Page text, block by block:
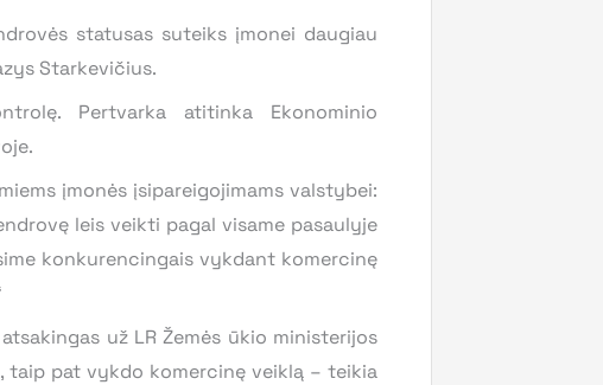
statusas suteiks įmonei daugiau
Starkevičius.
Pertvarka atitinka Ekonominio
įmonės įsipareigojimams valstybei:
leis veikti pagal visame pasaulyje
konkurencingais vykdant komercinę
už LR Žemės ūkio ministerijos
taip pat vykdo komercinę veiklą – teikia